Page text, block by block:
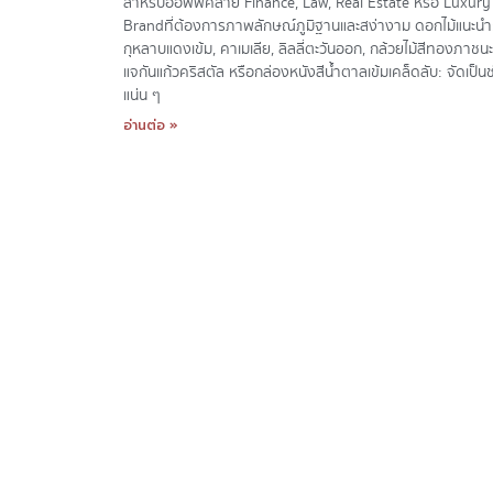
Brandที่ต้องการภาพลักษณ์ภูมิฐานและสง่างาม ดอกไม้แนะน
กุหลาบแดงเข้ม, คาเมเลีย, ลิลลี่ตะวันออก, กล้วยไม้สีทองภาชน
แจกันแก้วคริสตัล หรือกล่องหนังสีน้ำตาลเข้มเคล็ดลับ: จัดเป็น
แน่น ๆ
อ่านต่อ »